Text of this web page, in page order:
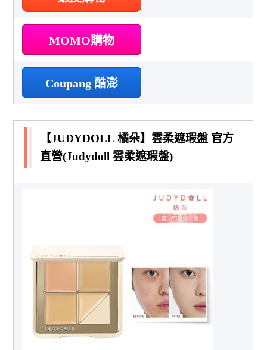
MOMO購物
Coupang 酷澎
【JUDYDOLL 橘朵】雲柔遮瑕盤 官方
直營(Judydoll 雲柔遮瑕盤)